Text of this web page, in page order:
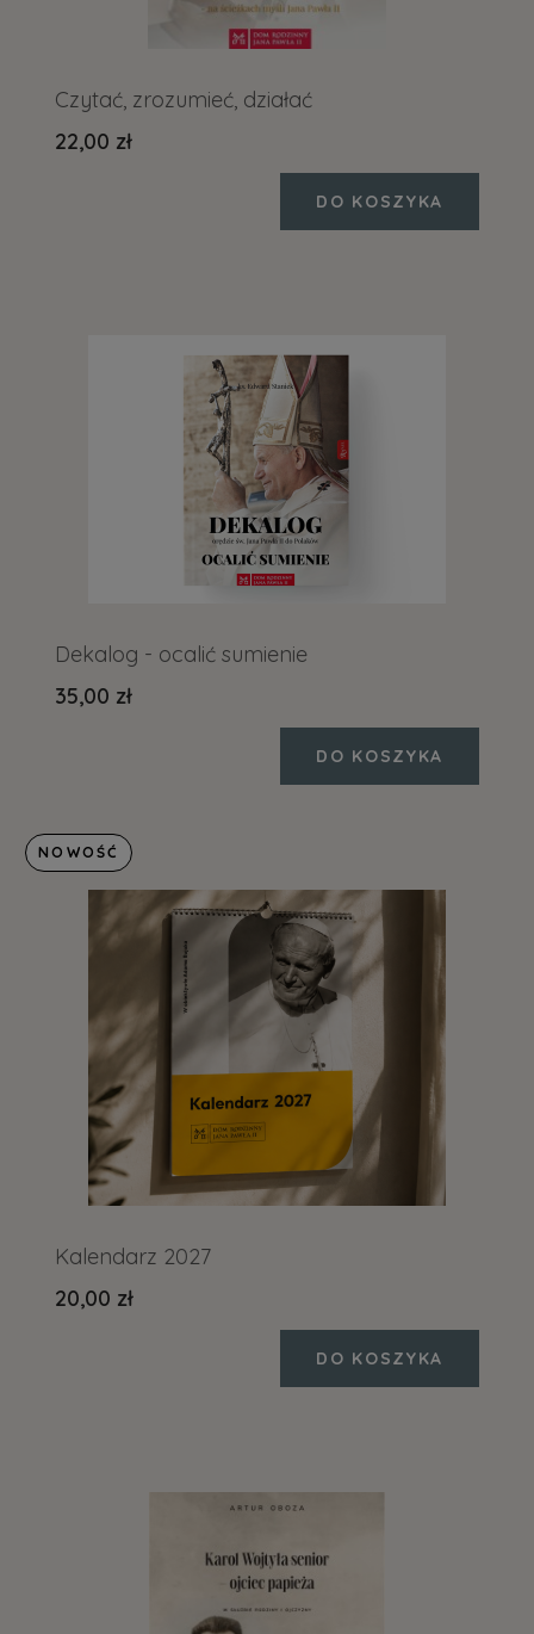
Czytać, zrozumieć, działać
22,00 zł
DO KOSZYKA
Dekalog - ocalić sumienie
35,00 zł
DO KOSZYKA
Kalendarz 2027
20,00 zł
DO KOSZYKA
NOWOŚĆ